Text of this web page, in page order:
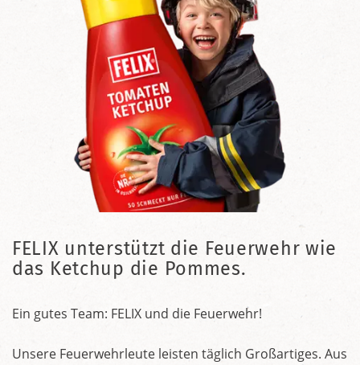
FELIX unterstützt die Feuerwehr wie
das Ketchup die Pommes.
Ein gutes Team: FELIX und die Feuerwehr!
Unsere Feuerwehrleute leisten täglich Großartiges. Aus